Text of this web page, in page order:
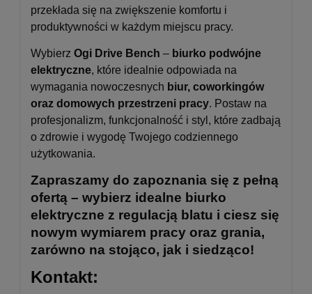
przekłada się na zwiększenie komfortu i
produktywności w każdym miejscu pracy.
Wybierz Ogi Drive Bench – biurko podwójne
elektryczne, które idealnie odpowiada na
wymagania nowoczesnych biur, coworkingów
oraz domowych przestrzeni pracy. Postaw na
profesjonalizm, funkcjonalność i styl, które zadbają
o zdrowie i wygodę Twojego codziennego
użytkowania.
Zapraszamy do zapoznania się z pełną
ofertą – wybierz idealne biurko
elektryczne z regulacją blatu i ciesz się
nowym wymiarem pracy oraz grania,
zarówno na stojąco, jak i siedząco!
Kontakt: